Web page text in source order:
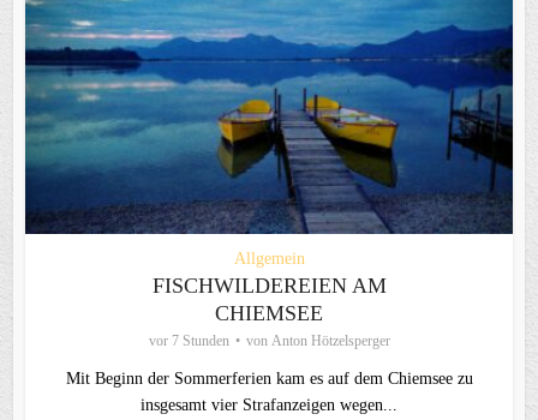
Allgemein
FISCHWILDEREIEN AM
CHIEMSEE
vor 7 Stunden von Anton Hötzelsperger
Mit Beginn der Sommerferien kam es auf dem Chiemsee zu
insgesamt vier Strafanzeigen wegen...